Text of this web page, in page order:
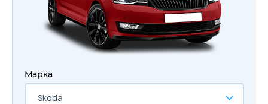
Марка
Skoda